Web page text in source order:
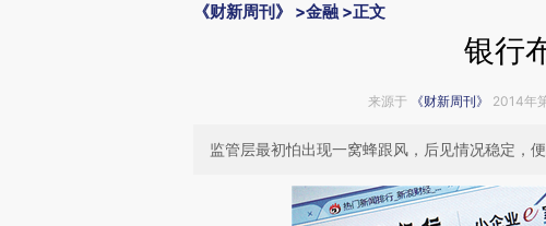
《财新周刊》 >金融 >正文
银行
来源于 《财新周刊》 2014年
监管层最初怕出现一窝蜂跟风，后见情况稳定，